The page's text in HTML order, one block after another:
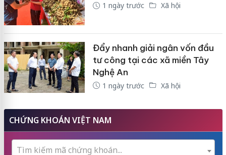
1 ngày trước Xã hội
Đẩy nhanh giải ngân vốn đầu
tư công tại các xã miền Tây
Nghệ An
1 ngày trước Xã hội
CHỨNG KHOÁN VIỆT NAM
Tìm kiếm mã chứng khoán...